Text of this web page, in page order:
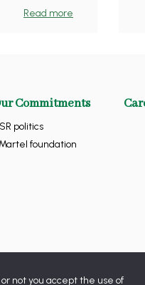
Read more
Commitments
politics
foundation
not you accept the use of